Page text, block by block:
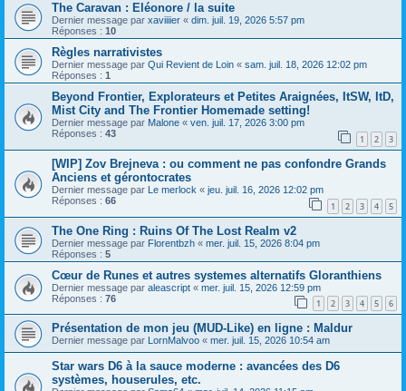
The Caravan : Eléonore / la suite
Dernier message par xaviiiier « dim. juil. 19, 2026 5:57 pm
Réponses : 10
Règles narrativistes
Dernier message par Qui Revient de Loin « sam. juil. 18, 2026 12:02 pm
Réponses : 1
Beyond Frontier, Explorateurs et Petites Araignées, ItSW, ItD,
Mist City and The Frontier Homemade setting!
Dernier message par Malone « ven. juil. 17, 2026 3:00 pm
Réponses : 43 1 2 3
[WIP] Zov Brejneva : ou comment ne pas confondre Grands
Anciens et gérontocrates
Dernier message par Le merlock « jeu. juil. 16, 2026 12:02 pm
Réponses : 66 1 2 3 4 5
The One Ring : Ruins Of The Lost Realm v2
Dernier message par Florentbzh « mer. juil. 15, 2026 8:04 pm
Réponses : 5
Cœur de Runes et autres systemes alternatifs Gloranthiens
Dernier message par aleascript « mer. juil. 15, 2026 12:59 pm
Réponses : 76 1 2 3 4 5 6
Présentation de mon jeu (MUD-Like) en ligne : Maldur
Dernier message par LornMalvoo « mer. juil. 15, 2026 10:54 am
Star wars D6 à la sauce moderne : avancées des D6
systèmes, houserules, etc.